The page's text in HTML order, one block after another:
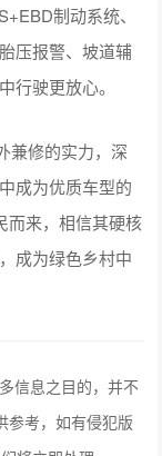
制动系统、
压报警、坡道辅
行驶更放心。
修的实力，深
成为优质车型的
而来，相信其硬核
成为绿色乡村中
信息之目的，并不
参考，如有侵犯版